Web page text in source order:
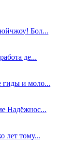
Бол...
де...
гиды и моло...
Надёжнос...
лет тому...